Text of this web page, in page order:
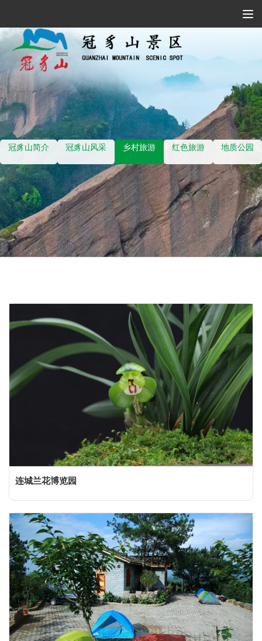
冠豸山简介 冠豸山风采 乡村旅游 红色旅游 地质公园
连城兰花博览园